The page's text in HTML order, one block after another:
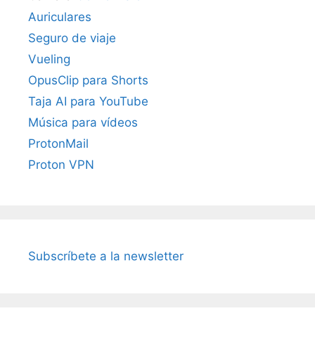
Auriculares
Seguro de viaje
Vueling
OpusClip para Shorts
Taja AI para YouTube
Música para vídeos
ProtonMail
Proton VPN
Subscríbete a la newsletter